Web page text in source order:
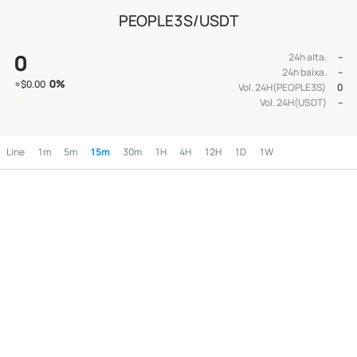
PEOPLE3S/USDT
0
≈$0.00 0%
24h alta.
--
24h baixa.
--
Vol. 24H(PEOPLE3S)
0
Vol. 24H(USDT)
--
Line 1m 5m 15m 30m 1H 4H 12H 1D 1W